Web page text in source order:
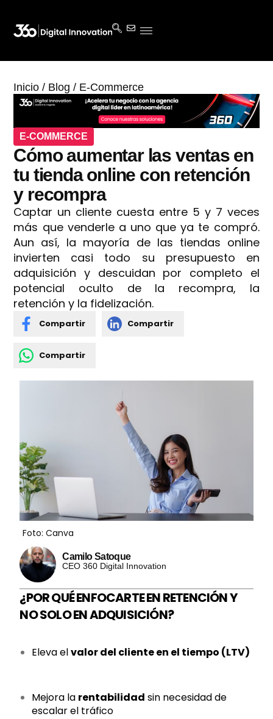
Inicio / Blog / E-Commerce
E-COMMERCE
Cómo aumentar las ventas en
tu tienda online con retención
y recompra
Captar un cliente cuesta entre 5 y 7 veces
más que venderle a uno que ya te compró.
Aun así, la mayoría de las tiendas online
invierten casi todo su presupuesto en
adquisición y descuidan por completo el
potencial oculto de la recompra, la
retención y la fidelización.
Compartir Compartir
Compartir
Foto: Canva
Camilo Satoque
CEO 360 Digital Innovation
¿POR QUÉ ENFOCARTE EN RETENCIÓN Y
NO SOLO EN ADQUISICIÓN?
Eleva elvalor del cliente en el tiempo (LTV)
Mejora la rentabilidad sin necesidad de
escalar el tráfico